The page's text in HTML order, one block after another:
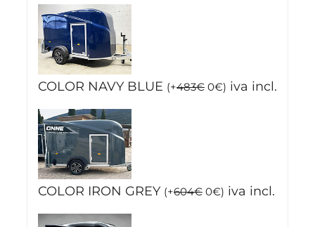
COLOR NAVY BLUE (+483€ 0€) iva incl.
COLOR IRON GREY (+604€ 0€) iva incl.